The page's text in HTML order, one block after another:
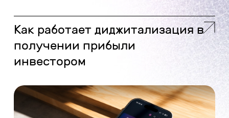
Как работает диджитализация в
получении прибыли
инвестором